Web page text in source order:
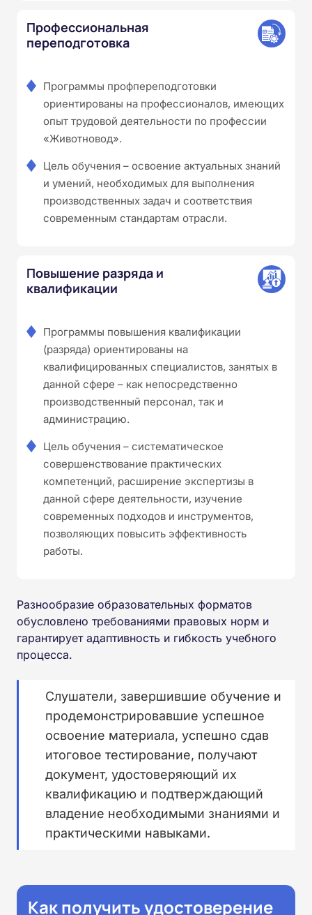
Профессиональная
переподготовка
Программы профпереподготовки
ориентированы на профессионалов, имеющих
опыт трудовой деятельности по профессии
«Животновод».
Цель обучения – освоение актуальных знаний
и умений, необходимых для выполнения
производственных задач и соответствия
современным стандартам отрасли.
Повышение разряда и
квалификации
Программы повышения квалификации
(разряда) ориентированы на
квалифицированных специалистов, занятых в
данной сфере – как непосредственно
производственный персонал, так и
администрацию.
Цель обучения – систематическое
совершенствование практических
компетенций, расширение экспертизы в
данной сфере деятельности, изучение
современных подходов и инструментов,
позволяющих повысить эффективность
работы.
Разнообразие образовательных форматов
обусловлено требованиями правовых норм и
гарантирует адаптивность и гибкость учебного
процесса.
Слушатели, завершившие обучение и
продемонстрировавшие успешное
освоение материала, успешно сдав
итоговое тестирование, получают
документ, удостоверяющий их
квалификацию и подтверждающий
владение необходимыми знаниями и
практическими навыками.
Как получить удостоверение